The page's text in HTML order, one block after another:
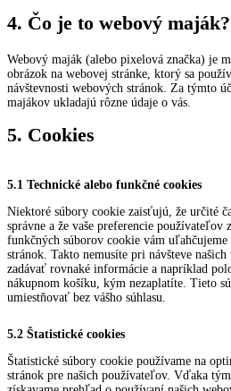
4. Čo je to webový maják?
Webový maják (alebo pixelová značka) je
obrázok na webovej stránke, ktorý sa
návštevnosti webových stránok. Za týmto
majákov ukladajú rôzne údaje o vás.
5. Cookies
5.1 Technické alebo funkčné cookies
Niektoré súbory cookie zaisťujú, že určité
správne a že vaše preferencie používateľov
funkčných súborov cookie vám uľahčujeme
stránok. Takto nemusíte pri návšteve
zadávať rovnaké informácie a napríklad
nákupnom košíku, kým nezaplatíte. Tieto
umiestňovať bez vášho súhlasu.
5.2 Štatistické cookies
Štatistické súbory cookie používame na
stránok pre našich používateľov. Vďaka